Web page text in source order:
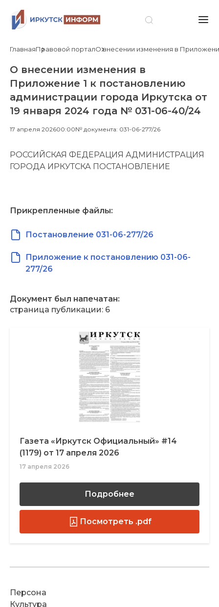
ГлавнаяПравовой порталО внесении изменения в
О внесении изменения в
Приложение 1 к постановлению
администрации города Иркутска от
19 января 2024 года № 031-06-40/24
17 апреля 202600:00№ документа: 031-06-277/26
РОССИЙСКАЯ ФЕДЕРАЦИЯ АДМИНИСТРАЦИЯ
ГОРОДА ИРКУТСКА ПОСТАНОВЛЕНИЕ
Прикрепленные файлы:
Постановление 031-06-277/26
Приложение к постановлению 031-06-
277/26
Документ был напечатан:
страница публикации: 6
Газета «Иркутск Официальный» #14
(1179) от 17 апреля 2026
17 апреля 2026
Подробнее
Посмотреть .pdf
Персона
Культура